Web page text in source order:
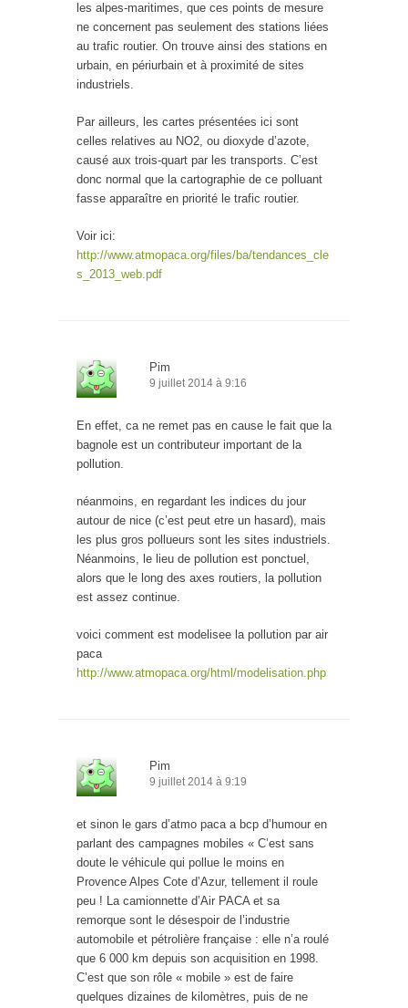
les alpes-maritimes, que ces points de mesure
ne concernent pas seulement des stations liées
au trafic routier. On trouve ainsi des stations en
urbain, en périurbain et à proximité de sites
industriels.
Par ailleurs, les cartes présentées ici sont
celles relatives au NO2, ou dioxyde d’azote,
causé aux trois-quart par les transports. C’est
donc normal que la cartographie de ce polluant
fasse apparaître en priorité le trafic routier.
Voir ici:
http://www.atmopaca.org/files/ba/tendances_cle
s_2013_web.pdf
Pim
9 juillet 2014 à 9:16
En effet, ca ne remet pas en cause le fait que la
bagnole est un contributeur important de la
pollution.
néanmoins, en regardant les indices du jour
autour de nice (c’est peut etre un hasard), mais
les plus gros pollueurs sont les sites industriels.
Néanmoins, le lieu de pollution est ponctuel,
alors que le long des axes routiers, la pollution
est assez continue.
voici comment est modelisee la pollution par air
paca
http://www.atmopaca.org/html/modelisation.php
Pim
9 juillet 2014 à 9:19
et sinon le gars d’atmo paca a bcp d’humour en
parlant des campagnes mobiles « C’est sans
doute le véhicule qui pollue le moins en
Provence Alpes Cote d’Azur, tellement il roule
peu ! La camionnette d’Air PACA et sa
remorque sont le désespoir de l’industrie
automobile et pétrolière française : elle n’a roulé
que 6 000 km depuis son acquisition en 1998.
C’est que son rôle « mobile » est de faire
quelques dizaines de kilomètres, puis de ne